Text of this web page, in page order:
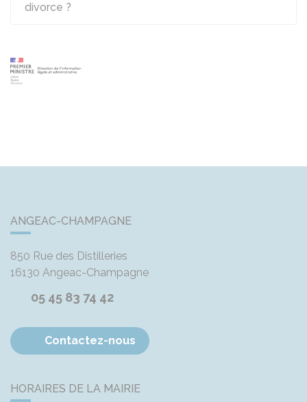
divorce ?
ANGEAC-CHAMPAGNE
850 Rue des Distilleries
16130 Angeac-Champagne
05 45 83 74 42
Contactez-nous
HORAIRES DE LA MAIRIE